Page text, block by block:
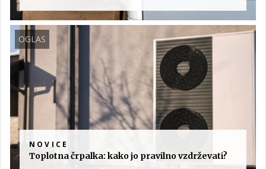
OGLAS
NOVICE
Toplotna črpalka: kako jo pravilno vzdrževati?